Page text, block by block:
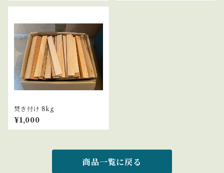
焚き付け 8kg
¥1,000
商品一覧に戻る